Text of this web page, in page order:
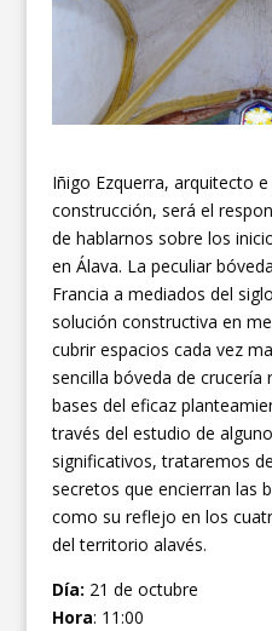
Iñigo Ezquerra, arquitecto
construcción, será el
de hablarnos sobre los
en Álava. La peculiar
Francia a mediados del
solución constructiva en
cubrir espacios cada vez
sencilla bóveda de crucería
bases del eficaz
través del estudio de
significativos, trataremos
secretos que encierran las
como su reflejo en los
del territorio alavés.
Día: 21 de octubre
Hora: 11:00